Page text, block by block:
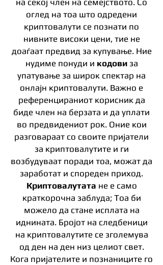
на секој член на семејството. Со
оглед на тоа што одредени
криптовалути се познати по
нивните високи цени, тие не
доаѓаат предвид за купување. Ние
нудиме понуди и кодовиза
упатување за широк спектар на
онлајн криптовалути. Важно е
референцираниот корисник да
биде член на берзата и да уплати
во предвидениот рок. Оние кои
разговараат со своите пријатели
за криптовалутите и ги
возбудуваат поради тоа, можат да
заработат и спореден приход.
Криптовалутата не е само
краткорочна заблуда; Тоа би
можело да стане исплата на
иднината. Бројот на следбеници
на криптовалутите се зголемува
од ден на ден низ целиот свет.
Кога пријателите и познаниците го